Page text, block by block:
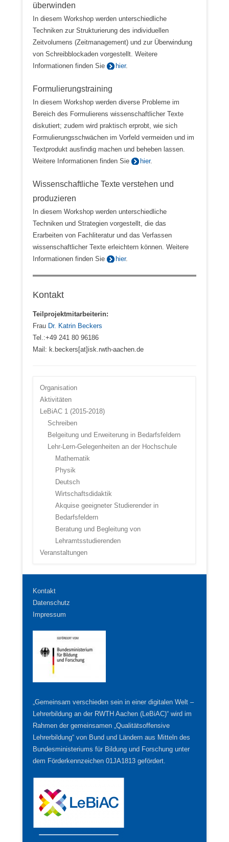
überwinden
In diesem Workshop werden unterschiedliche
Techniken zur Strukturierung des individuellen
Zeitvolumens (Zeitmanagement) und zur Überwindung
von Schreibblockaden vorgestellt. Weitere
Informationen finden Sie
hier.
Formulierungstraining
In diesem Workshop werden diverse Probleme im
Bereich des Formulierens wissenschaftlicher Texte
diskutiert; zudem wird praktisch erprobt, wie sich
Formulierungsschwächen im Vorfeld vermeiden und im
Textprodukt ausfindig machen und beheben lassen.
Weitere Informationen finden Sie
hier.
Wissenschaftliche Texte verstehen und
produzieren
In diesem Workshop werden unterschiedliche
Techniken und Strategien vorgestellt, die das
Erarbeiten von Fachliteratur und das Verfassen
wissenschaftlicher Texte erleichtern können. Weitere
Informationen finden Sie
hier.
Kontakt
Teilprojektmitarbeiterin:
Frau Dr. Katrin Beckers
Tel.:+49 241 80 96186
Mail: k.beckers[at]isk.rwth-aachen.de
Organisation
Aktivitäten
LeBiAC 1 (2015-2018)
Schreiben
Belgeitung und Erweiterung in Bedarfsfeldern
Lehr-Lern-Gelegenheiten an der Hochschule
Mathematik
Physik
Deutsch
Wirtschaftsdidaktik
Akquise geeigneter Studierender in
Bedarfsfeldern
Beratung und Begleitung von
Lehramtsstudierenden
Veranstaltungen
Kontakt
Datenschutz
Impressum
„Gemeinsam verschieden sein in einer digitalen Welt –
Lehrerbildung an der RWTH Aachen (LeBiAC)“ wird im
Rahmen der gemeinsamen „Qualitätsoffensive
Lehrerbildung“ von Bund und Ländern aus Mitteln des
Bundesministeriums für Bildung und Forschung unter
dem Förderkennzeichen 01JA1813 gefördert.